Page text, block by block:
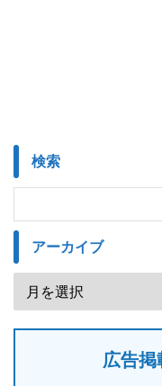
検索
アーカイブ
広告